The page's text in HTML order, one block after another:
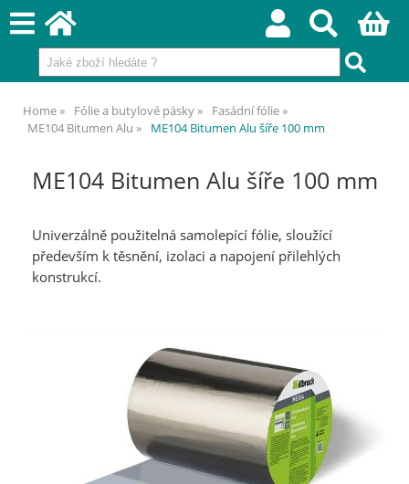
Home Fólie a butylové pásky
Fasádní fólie
ME104 Bitumen Alu
ME104 Bitumen Alu šíře 100 mm
ME104 Bitumen Alu šíře 100 mm
Univerzálně použitelná samolepící fólie, sloužící
především k těsnění, izolaci a napojení přilehlých
konstrukcí.